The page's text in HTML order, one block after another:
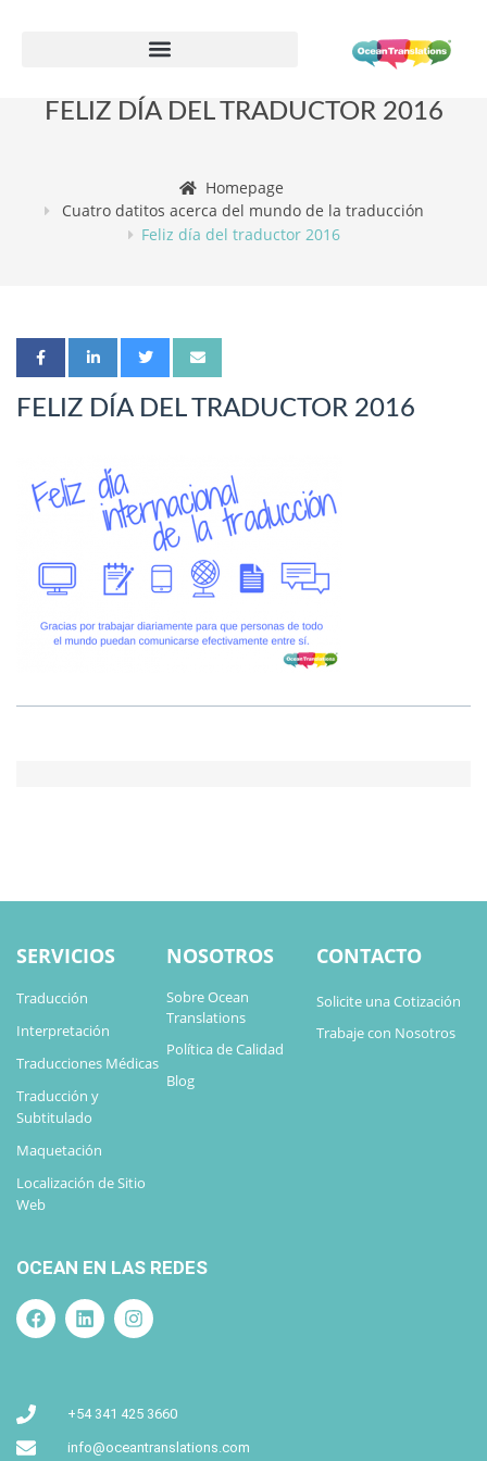
FELIZ DÍA DEL TRADUCTOR 2016
Homepage
Cuatro datitos acerca del mundo de la traducción
Feliz día del traductor 2016
FELIZ DÍA DEL TRADUCTOR 2016
SERVICIOS
Traducción
Interpretación
Traducciones Médicas
Traducción y
Subtitulado
Maquetación
Localización de Sitio
Web
NOSOTROS
Sobre Ocean
Translations
Política de Calidad
Blog
CONTACTO
Solicite una Cotización
Trabaje con Nosotros
OCEAN EN LAS REDES
+54 341 425 3660
info@oceantranslations.com